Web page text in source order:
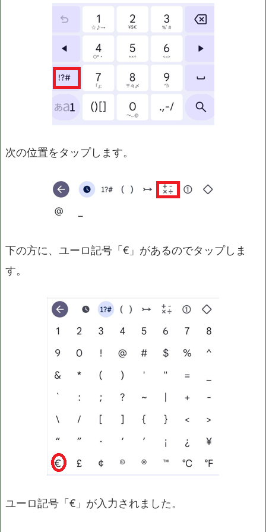
次の位置をタップします。
下の方に、ユーロ記号「€」があるのでタップしま
す。
ユーロ記号「€」が入力されました。